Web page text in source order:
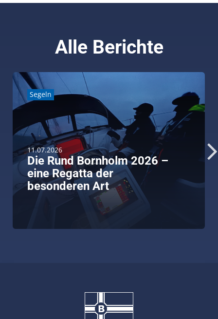
Alle Berichte
Segeln
11.07.2026
Die Rund Bornholm 2026 –
eine Regatta der
besonderen Art